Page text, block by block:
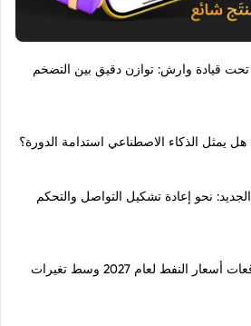
تحت قيادة وارش: توازن دقيق بين التضخم
هل يمثل الذكاء الاصطناعي استدامة الدورة؟
نحو إعادة تشكيل التواصل والتحكم
جولدمان ساكس يخفض توقعات أسعار النفط لعام 2027 وسط تغيرات